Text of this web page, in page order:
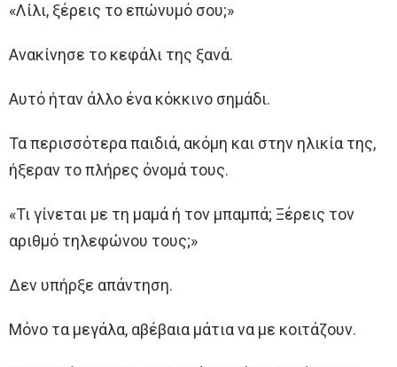
«Λίλι, ξέρεις το επώνυμό σου;»
Ανακίνησε το κεφάλι της ξανά.
Αυτό ήταν άλλο ένα κόκκινο σημάδι.
Τα περισσότερα παιδιά, ακόμη και στην ηλικία της,
ήξεραν το πλήρες όνομά τους.
«Τι γίνεται με τη μαμά ή τον μπαμπά; Ξέρεις τον
αριθμό τηλεφώνου τους;»
Δεν υπήρξε απάντηση.
Μόνο τα μεγάλα, αβέβαια μάτια να με κοιτάζουν.